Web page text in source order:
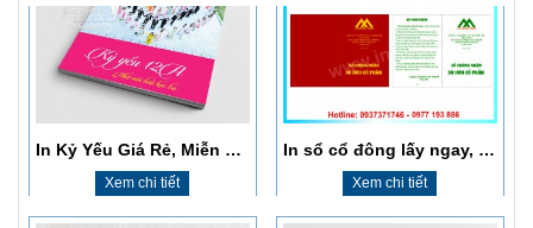
In card giá rẻ lấy ngay Đống Đa In Kỷ Yếu Giá Rẻ, Miễn Phí Thiết Kế, Giao Hàng Tận Nơi